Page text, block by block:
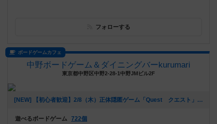
フォローする
ボードゲームカフェ
中野ボードゲーム＆ダイニングバーkurumari
東京都中野区中野2-28-1中野JMビル2F
[NEW] 【初心者歓迎】2/8（木）正体隠匿ゲーム「Quest クエスト」をやろう！苦手でも一緒に楽しめます！（2024年02月07日 20時06分）
遊べるボードゲーム 722個